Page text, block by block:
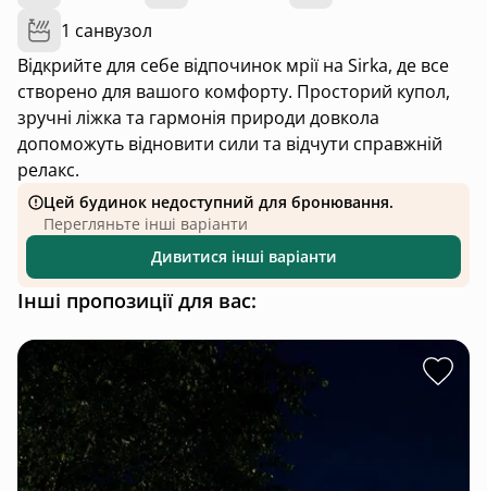
1 санвузол
Відкрийте для себе відпочинок мрії на Sirka, де все
створено для вашого комфорту. Просторий купол,
зручні ліжка та гармонія природи довкола
допоможуть відновити сили та відчути справжній
релакс.
Цей будинок недоступний для бронювання.
Перегляньте інші варіанти
Дивитися інші варіанти
Інші пропозиції для вас: